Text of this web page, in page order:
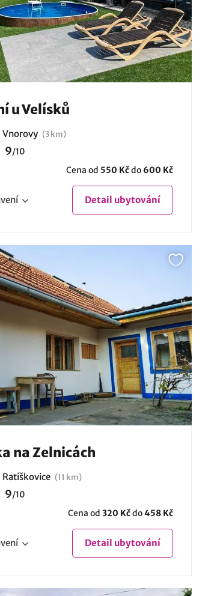
u Velísků
Vnorovy (3 km)
9/10
Cena od 550 Kčdo 600 Kč
Detail ubytování
na Zelnicách
Ratíškovice (11 km)
9/10
Cena od 320 Kčdo458 Kč
Detail ubytování